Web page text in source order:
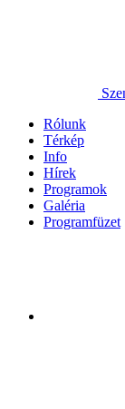
Rólunk
Térkép
Info
Hírek
Programok
Galéria
Programfüzet